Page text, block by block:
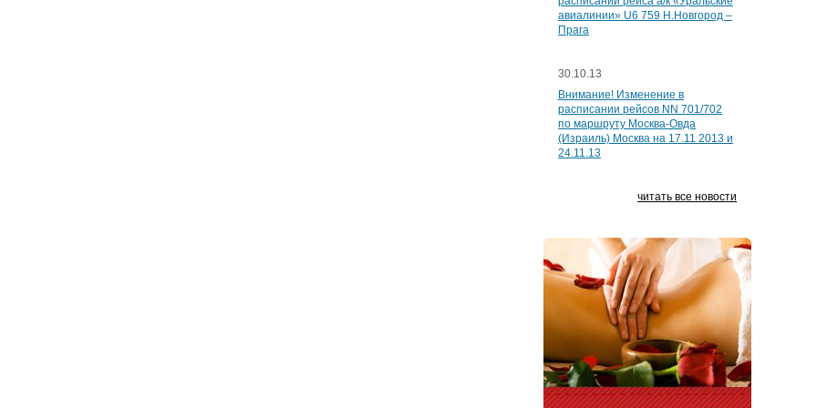
авиалинии» U6 759 Н.Новгород –
Прага
30.10.13
Внимание! Изменение в
расписании рейсов NN 701/702
по маршруту Москва-Овда
(Израиль) Москва на 17.11 2013 и
24.11.13
читать все новости